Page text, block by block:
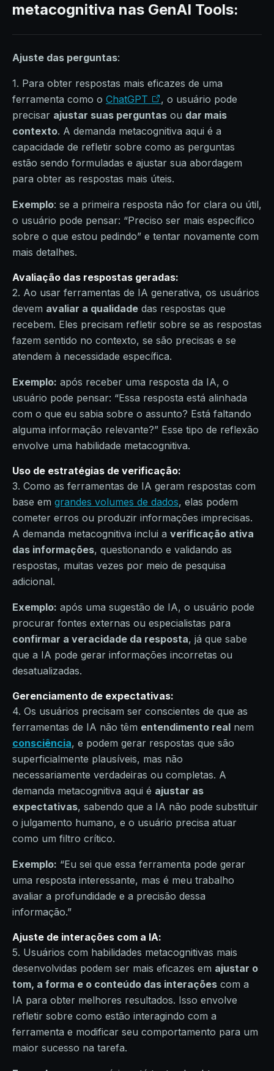
metacognitiva nas GenAI Tools:
Ajuste das perguntas:
1. Para obter respostas mais eficazes de uma
ferramenta como o ChatGPT
, o usuário pode
precisar ajustar suas perguntas ou dar mais
contexto. A demanda metacognitiva aqui é a
capacidade de refletir sobre como as perguntas
estão sendo formuladas e ajustar sua abordagem
para obter as respostas mais úteis.
Exemplo: se a primeira resposta não for clara ou útil,
o usuário pode pensar: “Preciso ser mais específico
sobre o que estou pedindo” e tentar novamente com
mais detalhes.
Avaliação das respostas geradas:
2. Ao usar ferramentas de IA generativa, os usuários
devem avaliar a qualidade das respostas que
recebem. Eles precisam refletir sobre se as respostas
fazem sentido no contexto, se são precisas e se
atendem à necessidade específica.
Exemplo: após receber uma resposta da IA, o
usuário pode pensar: “Essa resposta está alinhada
com o que eu sabia sobre o assunto? Está faltando
alguma informação relevante?” Esse tipo de reflexão
envolve uma habilidade metacognitiva.
Uso de estratégias de verificação:
3. Como as ferramentas de IA geram respostas com
base em grandes volumes de dados, elas podem
cometer erros ou produzir informações imprecisas.
A demanda metacognitiva inclui a verificação ativa
das informações, questionando e validando as
respostas, muitas vezes por meio de pesquisa
adicional.
Exemplo: após uma sugestão de IA, o usuário pode
procurar fontes externas ou especialistas para
confirmar a veracidade da resposta, já que sabe
que a IA pode gerar informações incorretas ou
desatualizadas.
Gerenciamento de expectativas:
4. Os usuários precisam ser conscientes de que as
ferramentas de IA não têm entendimento real nem
consciência, e podem gerar respostas que são
superficialmente plausíveis, mas não
necessariamente verdadeiras ou completas. A
demanda metacognitiva aqui é ajustar as
expectativas, sabendo que a IA não pode substituir
o julgamento humano, e o usuário precisa atuar
como um filtro crítico.
Exemplo: “Eu sei que essa ferramenta pode gerar
uma resposta interessante, mas é meu trabalho
avaliar a profundidade e a precisão dessa
informação.”
Ajuste de interações com a IA:
5. Usuários com habilidades metacognitivas mais
desenvolvidas podem ser mais eficazes em ajustar o
tom, a forma e o conteúdo das interações com a
IA para obter melhores resultados. Isso envolve
refletir sobre como estão interagindo com a
ferramenta e modificar seu comportamento para um
maior sucesso na tarefa.